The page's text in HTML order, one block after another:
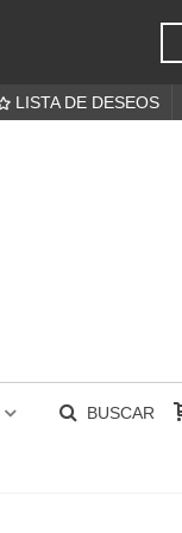
LISTA DE DESEOS
BUSCAR